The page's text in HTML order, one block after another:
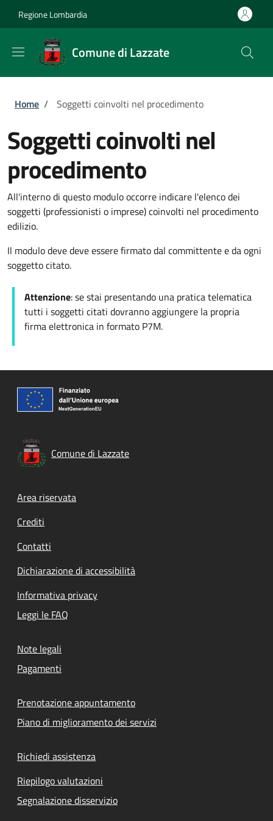
Regione Lombardia
Comune di Lazzate
Briciole di pane
Home / Soggetti coinvolti nel procedimento
Soggetti coinvolti nel
procedimento
All'interno di questo modulo occorre indicare l'elenco dei
soggetti (professionisti o imprese) coinvolti nel procedimento
edilizio.
Il modulo deve deve essere firmato dal committente e da ogni
soggetto citato.
Attenzione: se stai presentando una pratica telematica
tutti i soggetti citati dovranno aggiungere la propria
firma elettronica in formato P7M.
Comune di Lazzate
Footer menu
Area riservata
Crediti
Contatti
Dichiarazione di accessibilità
Informativa privacy
Leggi le FAQ
Note legali
Pagamenti
Prenotazione appuntamento
Piano di miglioramento dei servizi
Richiedi assistenza
Riepilogo valutazioni
Segnalazione disservizio